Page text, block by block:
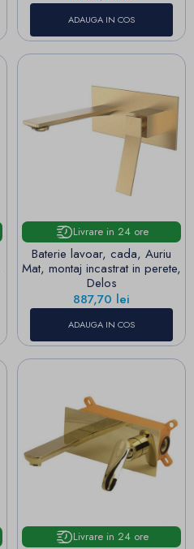
ADAUGA IN COS
Livrare in 24 ore
Baterie lavoar, cada, Auriu
Mat, montaj incastrat in perete,
Delos
Pret
887,70 lei
ADAUGA IN COS
Livrare in 24 ore